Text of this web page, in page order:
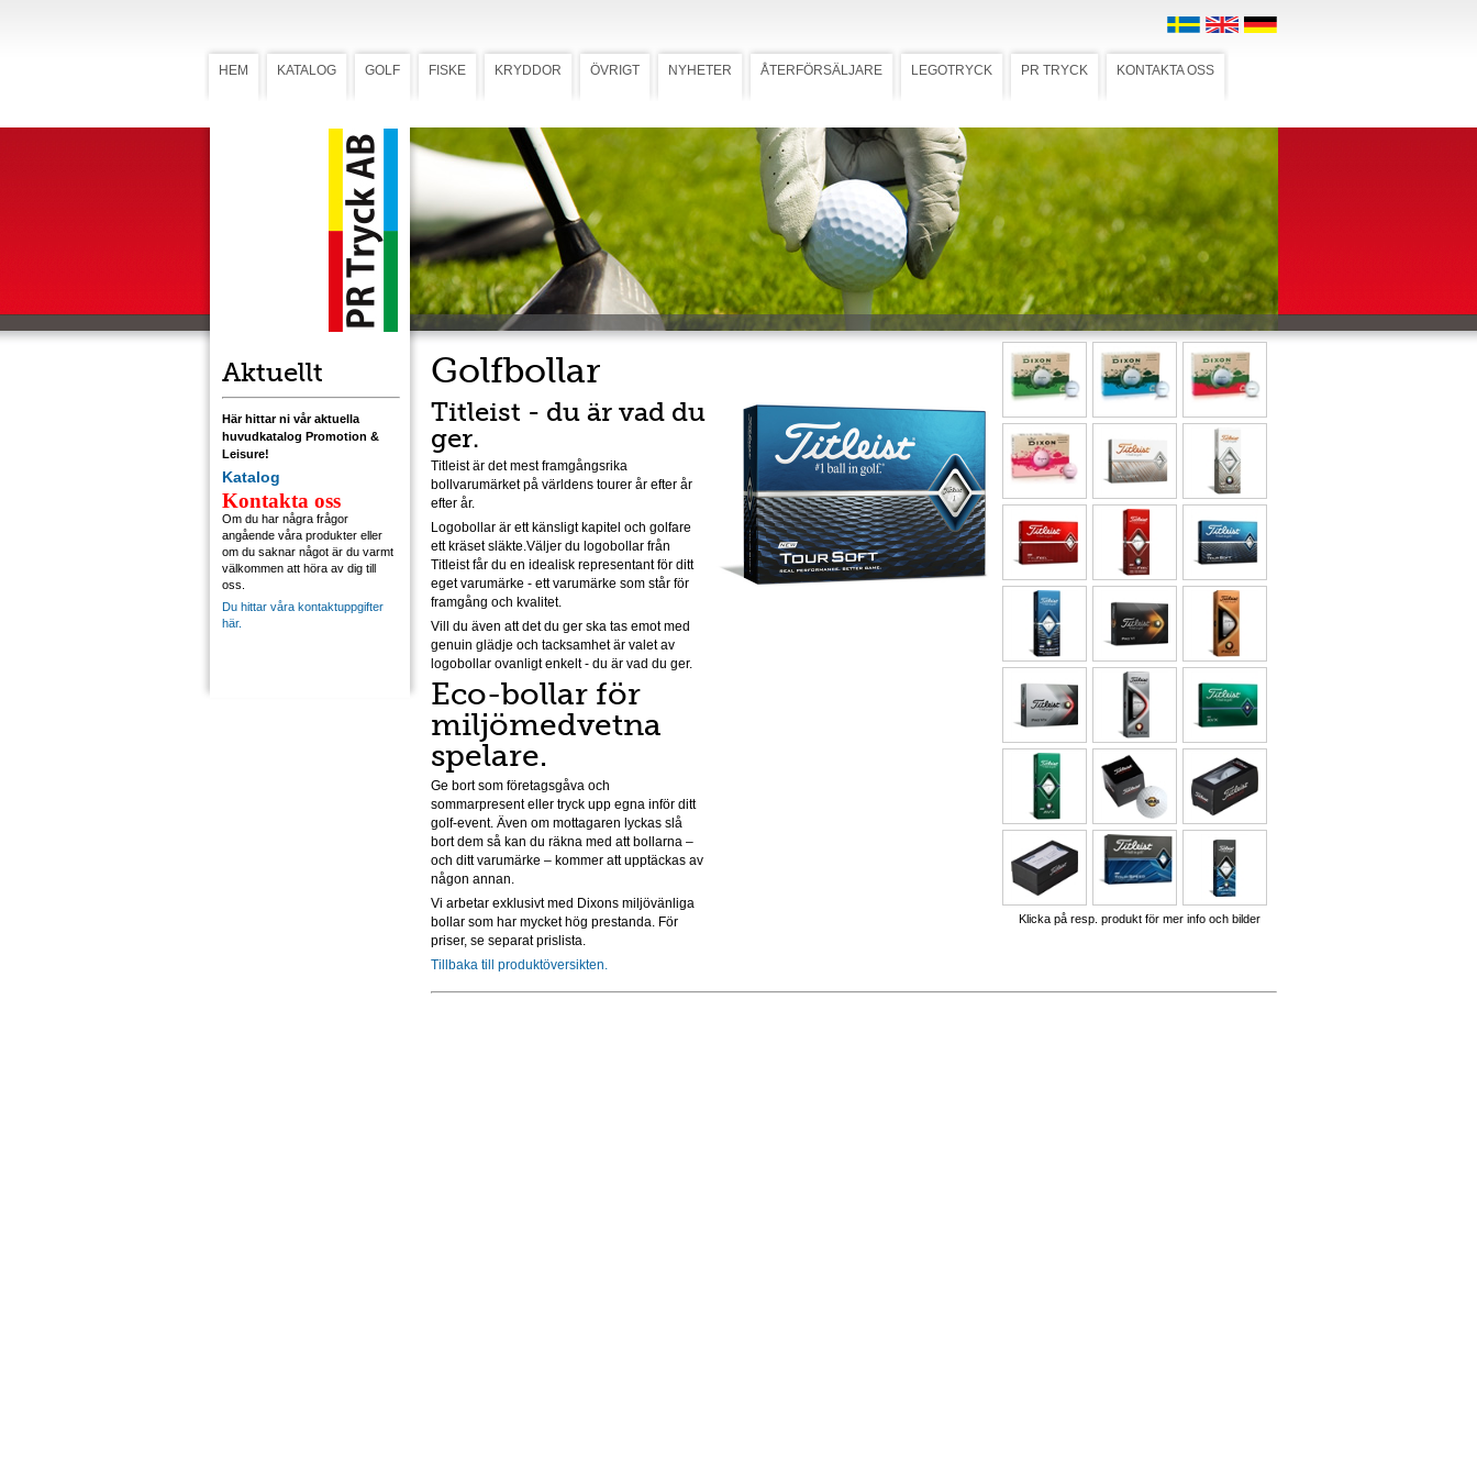
HEM KATALOG GOLF FISKE KRYDDOR ÖVRIGT NYHETER ÅTERFÖRSÄLJARE LEGOTRYCK PR TRYCK KONTAKTA OSS
Aktuellt
Här hittar ni vår aktuella
huvudkatalog Promotion &
Leisure!
Katalog
Kontakta oss
Om du har några frågor
angående våra produkter eller
om du saknar något är du varmt
välkommen att höra av dig till
oss.
Du hittar våra kontaktuppgifter
här.
Golfbollar
Titleist - du är vad du
ger.
Titleist är det mest framgångsrika
bollvarumärket på världens tourer år efter år
efter år.
Logobollar är ett känsligt kapitel och golfare
ett kräset släkte.Väljer du logobollar från
Titleist får du en idealisk representant för ditt
eget varumärke - ett varumärke som står för
framgång och kvalitet.
Vill du även att det du ger ska tas emot med
genuin glädje och tacksamhet är valet av
logobollar ovanligt enkelt - du är vad du ger.
Eco-bollar för
miljömedvetna
spelare.
Ge bort som företagsgåva och
sommarpresent eller tryck upp egna inför ditt
golf-event. Även om mottagaren lyckas slå
bort dem så kan du räkna med att bollarna –
och ditt varumärke – kommer att upptäckas av
någon annan.
Vi arbetar exklusivt med Dixons miljövänliga
bollar som har mycket hög prestanda. För
priser, se separat prislista.
Tillbaka till produktöversikten.
Klicka på resp. produkt för mer info och bilder